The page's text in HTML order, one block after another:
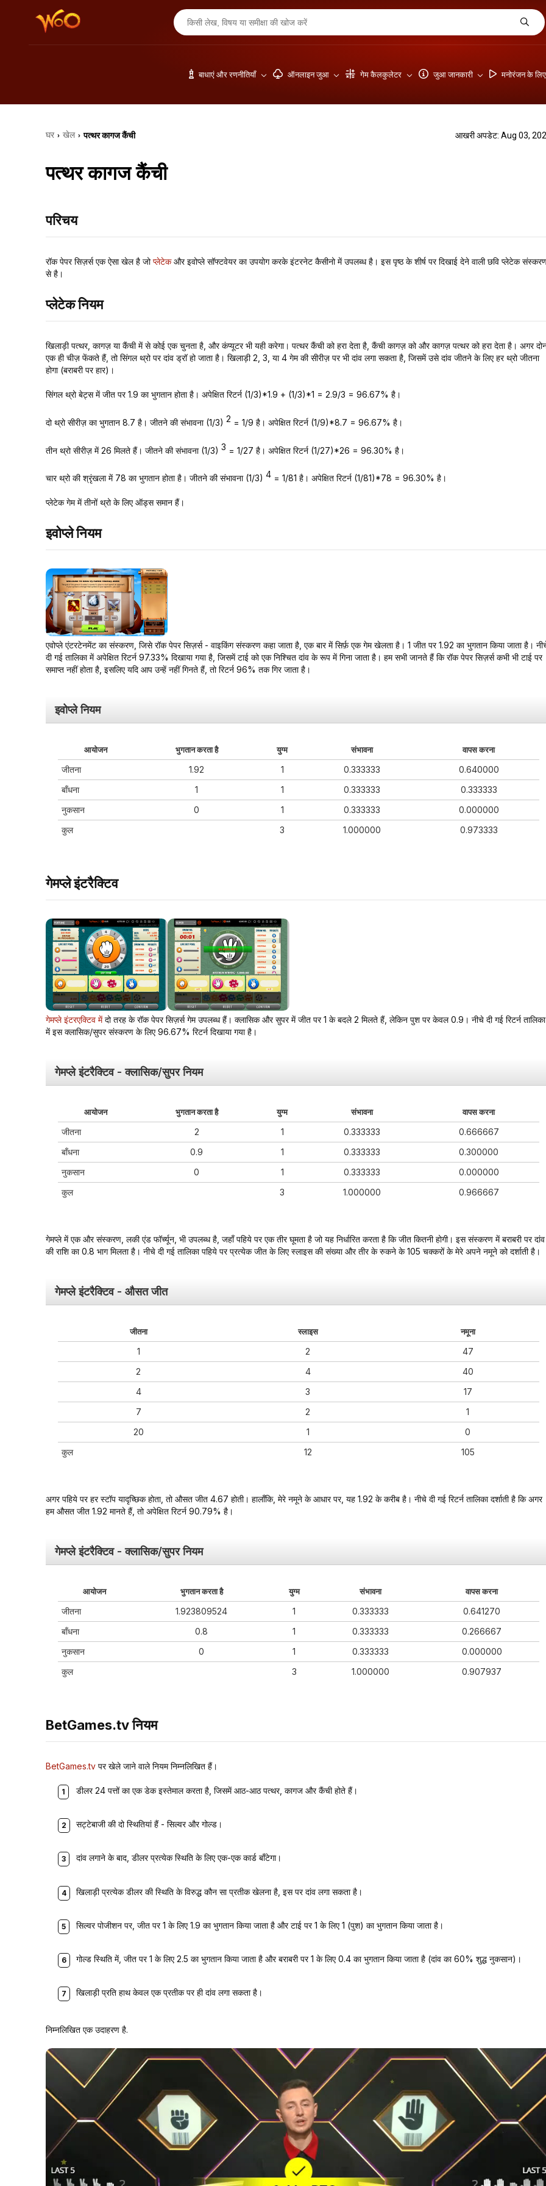
बाधाएं और रणनीतियाँ ऑनलाइन जुआ गेम कैलकुलेटर जुआ जानकारी मनोरंजन के
घर › खेल › पत्थर कागज कैंची आखरी अपडेट: Aug 03,
पत्थर कागज कैंची
परिचय
रॉक पेपर सिज़र्स एक ऐसा खेल है जोप्लेटेकऔर इवोप्ले सॉफ्टवेयर का उपयोग करके इंटरनेट कैसीनो में उपलब्ध है। इस पृष्ठ के शीर्ष पर दिखाई देने वाली छवि प्लेटेक
से है।
प्लेटेक नियम
खिलाड़ी पत्थर, कागज़ या कैंची में से कोई एक चुनता है, और कंप्यूटर भी यही करेगा। पत्थर कैंची को हरा देता है, कैंची कागज़ को और कागज़ पत्थर को हरा देता है। अगर
एक ही चीज़ फेंकते हैं, तो सिंगल थ्रो पर दांव ड्रॉ हो जाता है। खिलाड़ी 2, 3, या 4 गेम की सीरीज़ पर भी दांव लगा सकता है, जिसमें उसे दांव जीतने के लिए हर थ्रो जीतना
होगा (बराबरी पर हार)।
सिंगल थ्रो बेट्स में जीत पर 1.9 का भुगतान होता है। अपेक्षित रिटर्न (1/3)*1.9 + (1/3)*1 = 2.9/3 = 96.67% है।
दो थ्रो सीरीज़ का भुगतान 8.7 है। जीतने की संभावना (1/3) 2 = 1/9 है। अपेक्षित रिटर्न (1/9)*8.7 = 96.67% है।
तीन थ्रो सीरीज़ में 26 मिलते हैं। जीतने की संभावना (1/3) 3 = 1/27 है। अपेक्षित रिटर्न (1/27)*26 = 96.30% है।
चार थ्रो की श्रृंखला में 78 का भुगतान होता है। जीतने की संभावना (1/3) 4= 1/81 है। अपेक्षित रिटर्न (1/81)*78 = 96.30% है।
प्लेटेक गेम में तीनों थ्रो के लिए ऑड्स समान हैं।
इवोप्ले नियम
एवोप्ले एंटरटेनमेंट का संस्करण, जिसे रॉक पेपर सिज़र्स - वाइकिंग संस्करण कहा जाता है, एक बार में सिर्फ़ एक गेम खेलता है। 1 जीत पर 1.92 का भुगतान किया जाता है।
दी गई तालिका में अपेक्षित रिटर्न 97.33% दिखाया गया है, जिसमें टाई को एक निश्चित दांव के रूप में गिना जाता है। हम सभी जानते हैं कि रॉक पेपर सिज़र्स कभी भी टाई पर
समाप्त नहीं होता है, इसलिए यदि आप उन्हें नहीं गिनते हैं, तो रिटर्न 96% तक गिर जाता है।
इवोप्ले नियम
आयोजन भुगतान करता है युग्म संभावना वापस करना
जीतना 1.92 1 0.333333
0.640000
बाँधना
1 1 0.333333
0.333333
नुकसान
0 1 0.333333
0.000000
कुल
3 1.000000 0.973333
गेमप्ले इंटरैक्टिव
गेमप्ले इंटरएक्टिव मेंदो तरह के रॉक पेपर सिज़र्स गेम उपलब्ध हैं। क्लासिक और सुपर में जीत पर 1 के बदले 2 मिलते हैं, लेकिन पुश पर केवल 0.9। नीचे दी गई रिटर्न तालिका
में इस क्लासिक/सुपर संस्करण के लिए 96.67% रिटर्न दिखाया गया है।
गेमप्ले इंटरैक्टिव - क्लासिक/सुपर नियम
आयोजन भुगतान करता है युग्म संभावना वापस करना
जीतना 2 1 0.333333
0.666667
बाँधना
0.9 1 0.333333
0.300000
नुकसान
0 1 0.333333
0.000000
कुल
3 1.000000 0.966667
गेमप्ले में एक और संस्करण, लकी एंड फॉर्च्यून, भी उपलब्ध है, जहाँ पहिये पर एक तीर घूमता है जो यह निर्धारित करता है कि जीत कितनी होगी। इस संस्करण में बराबरी पर दांव
की राशि का 0.8 भाग मिलता है। नीचे दी गई तालिका पहिये पर प्रत्येक जीत के लिए स्लाइस की संख्या और तीर के रुकने के 105 चक्करों के मेरे अपने नमूने को दर्शाती है।
गेमप्ले इंटरैक्टिव - औसत जीत
जीतना स्लाइस नमूना
1 2
47
2
4
40
4
3
17
7
2
1
20
1
0
कुल
12 105
अगर पहिये पर हर स्टॉप यादृच्छिक होता, तो औसत जीत 4.67 होती। हालाँकि, मेरे नमूने के आधार पर, यह 1.92 के करीब है। नीचे दी गई रिटर्न तालिका दर्शाती है कि अगर
हम औसत जीत 1.92 मानते हैं, तो अपेक्षित रिटर्न 90.79% है।
गेमप्ले इंटरैक्टिव - क्लासिक/सुपर नियम
आयोजन भुगतान करता है युग्म संभावना वापस करना
जीतना 1.923809524 1 0.333333
0.641270
बाँधना
0.8 1 0.333333
0.266667
नुकसान
0 1 0.333333
0.000000
कुल
3 1.000000 0.907937
BetGames.tv नियम
BetGames.tvपर खेले जाने वाले नियम निम्नलिखित हैं।
डीलर 24 पत्तों का एक डेक इस्तेमाल करता है, जिसमें आठ-आठ पत्थर, कागज और कैंची होते हैं।
सट्टेबाजी की दो स्थितियां हैं - सिल्वर और गोल्ड।
दांव लगाने के बाद, डीलर प्रत्येक स्थिति के लिए एक-एक कार्ड बाँटेगा।
खिलाड़ी प्रत्येक डीलर की स्थिति के विरुद्ध कौन सा प्रतीक खेलना है, इस पर दांव लगा सकता है।
सिल्वर पोजीशन पर, जीत पर 1 के लिए 1.9 का भुगतान किया जाता है और टाई पर 1 के लिए 1 (पुश) का भुगतान किया जाता है।
गोल्ड स्थिति में, जीत पर 1 के लिए 2.5 का भुगतान किया जाता है और बराबरी पर 1 के लिए 0.4 का भुगतान किया जाता है (दांव का 60% शुद्ध नुकसान)।
खिलाड़ी प्रति हाथ केवल एक प्रतीक पर ही दांव लगा सकता है।
निम्नलिखित एक उदाहरण है.